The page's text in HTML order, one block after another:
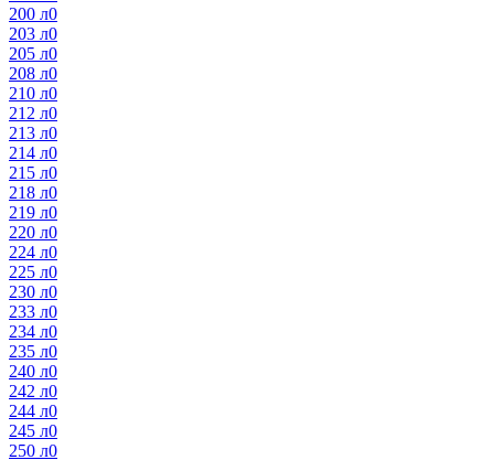
200 л0
203 л0
205 л0
208 л0
210 л0
212 л0
213 л0
214 л0
215 л0
218 л0
219 л0
220 л0
224 л0
225 л0
230 л0
233 л0
234 л0
235 л0
240 л0
242 л0
244 л0
245 л0
250 л0